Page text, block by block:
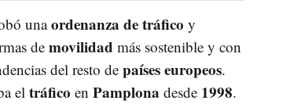
unaordenanza de tráfico y
demovilidad más sostenible y con
del resto depaíses europeos.
el tráfico en Pamplona desde 1998.